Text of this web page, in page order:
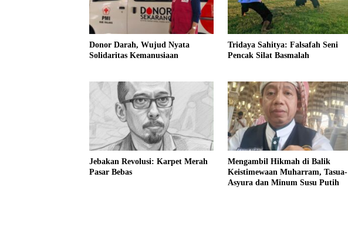
Donor Darah, Wujud Nyata
Solidaritas Kemanusiaan
Tridaya Sahitya: Falsafah Seni
Pencak Silat Basmalah
Jebakan Revolusi: Karpet Merah
Pasar Bebas
Mengambil Hikmah di Balik
Keistimewaan Muharram, Tasua-
Asyura dan Minum Susu Putih